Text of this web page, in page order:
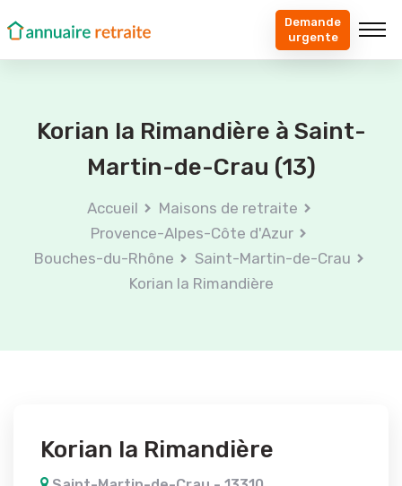
Demande
urgente
Korian la Rimandière à Saint-
Martin-de-Crau (13)
Accueil
Maisons de retraite
Provence-Alpes-Côte d'Azur
Bouches-du-Rhône
Saint-Martin-de-Crau
Korian la Rimandière
Korian la Rimandière